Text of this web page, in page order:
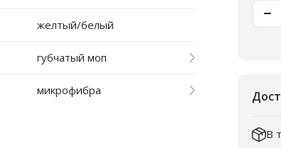
желтый/белый
губчатый моп
микрофибра
В